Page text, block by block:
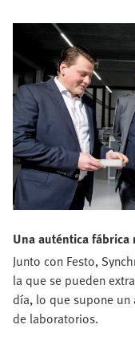
Una auténtica fábrica
Junto con Festo,
la que se pueden
día, lo que supone
de laboratorios.